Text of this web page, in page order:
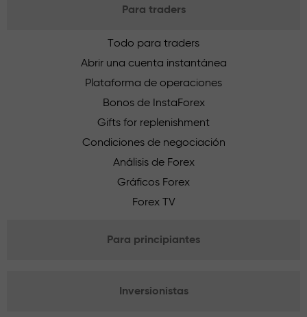
Para traders
Todo para traders
Abrir una cuenta instantánea
Plataforma de operaciones
Bonos de InstaForex
Gifts for replenishment
Condiciones de negociación
Análisis de Forex
Gráficos Forex
Forex TV
Para principiantes
Inversionistas